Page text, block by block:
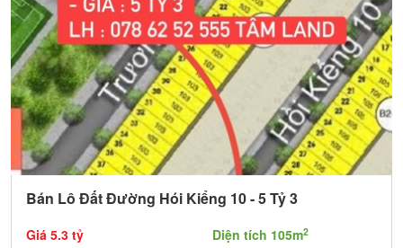
Bán Lô Đất Đường Hói Kiểng 10 - 5 Tỷ 3
Giá 5.3 tỷ Diện tích 105m2